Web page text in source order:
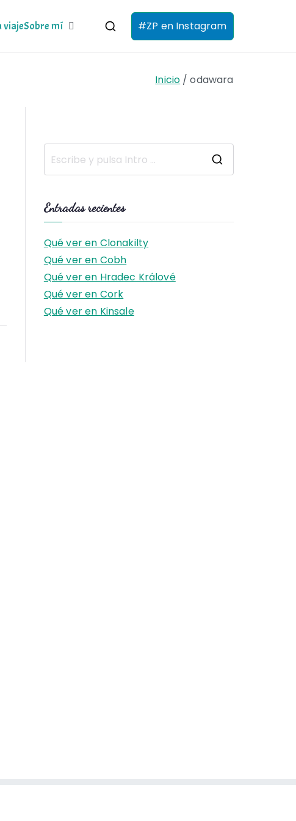
viajeSobre mí #ZP en Instagram
Inicio odawara
Entradas recientes
Qué ver en Clonakilty
Qué ver en Cobh
Qué ver en Hradec Králové
Qué ver en Cork
Qué ver en Kinsale